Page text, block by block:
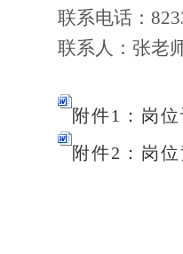
联系电话：
联系人：张老
附件1：岗
附件2：岗